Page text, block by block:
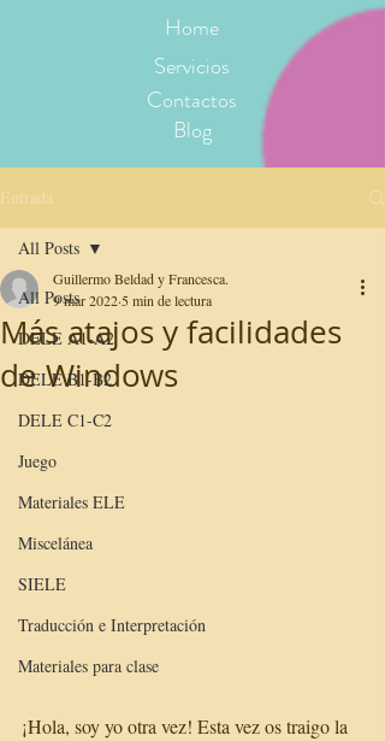
Home
Servicios
Contactos
Blog
Entrada
All Posts
DELE A1-A2
DELE B1-B2
DELE C1-C2
Juego
Materiales ELE
Miscelánea
SIELE
Traducción e Interpretación
Materiales para clase
All Posts
Más atajos y facilidades
de Windows
Guillermo Beldad y Francesca.
9 mar 2022 5 min de lectura
¡Hola, soy yo otra vez! Esta vez os traigo la